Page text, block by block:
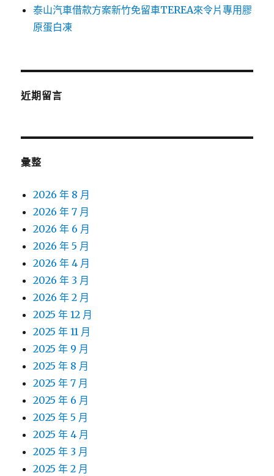
泰山汽車借款方案新竹免留車TEREA來令片專用膠
原蛋白凍
近期留言
彙整
2026 年 8 月
2026 年 7 月
2026 年 6 月
2026 年 5 月
2026 年 4 月
2026 年 3 月
2026 年 2 月
2025 年 12 月
2025 年 11 月
2025 年 9 月
2025 年 8 月
2025 年 7 月
2025 年 6 月
2025 年 5 月
2025 年 4 月
2025 年 3 月
2025 年 2 月